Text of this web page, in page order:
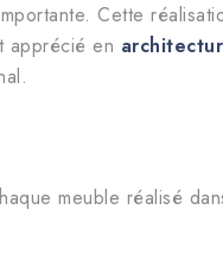
Cette
apprécié en
meuble réalisé